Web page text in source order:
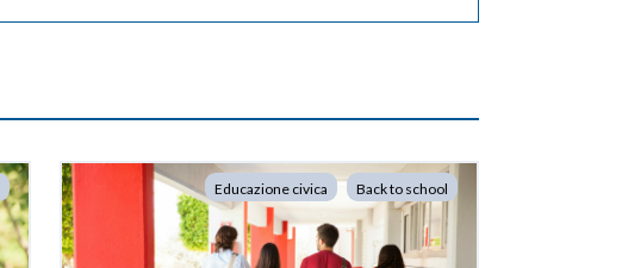
Educazione civica Back to school